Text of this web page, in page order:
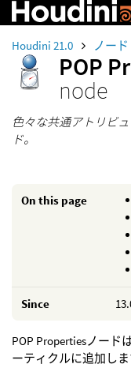
Houdini 21.0 ノード
POP
node
色々な共通アトリビ
ド。
On this page
Since
POP Propertiesノード
ーティクルに追加しま